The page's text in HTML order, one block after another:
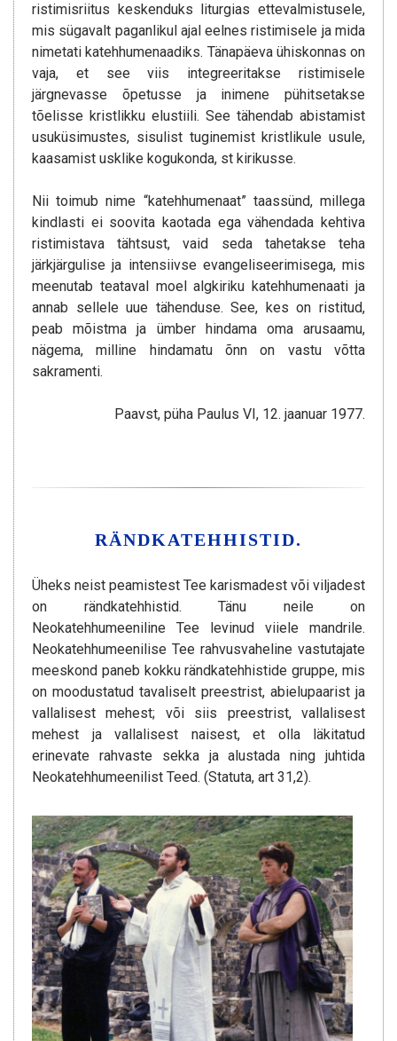
ristimisriitus keskenduks liturgias ettevalmistusele,
mis sügavalt paganlikul ajal eelnes ristimisele ja mida
nimetati katehhumenaadiks. Tänapäeva ühiskonnas on
vaja, et see viis integreeritakse ristimisele
järgnevasse õpetusse ja inimene pühitsetakse
tõelisse kristlikku elustiili. See tähendab abistamist
usuküsimustes, sisulist tuginemist kristlikule usule,
kaasamist usklike kogukonda, st kirikusse.
Nii toimub nime “katehhumenaat” taassünd, millega
kindlasti ei soovita kaotada ega vähendada kehtiva
ristimistava tähtsust, vaid seda tahetakse teha
järkjärgulise ja intensiivse evangeliseerimisega, mis
meenutab teataval moel algkiriku katehhumenaati ja
annab sellele uue tähenduse. See, kes on ristitud,
peab mõistma ja ümber hindama oma arusaamu,
nägema, milline hindamatu õnn on vastu võtta
sakramenti.
Paavst, püha Paulus VI, 12. jaanuar 1977.
RÄNDKATEHHISTID.
Üheks neist peamistest Tee karismadest või viljadest
on rändkatehhistid. Tänu neile on
Neokatehhumeeniline Tee levinud viiele mandrile.
Neokatehhumeenilise Tee rahvusvaheline vastutajate
meeskond paneb kokku rändkatehhistide gruppe, mis
on moodustatud tavaliselt preestrist, abielupaarist ja
vallalisest mehest; või siis preestrist, vallalisest
mehest ja vallalisest naisest, et olla läkitatud
erinevate rahvaste sekka ja alustada ning juhtida
Neokatehhumeenilist Teed. (Statuta, art 31,2).